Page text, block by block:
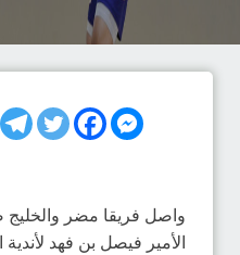
واصل فريقا مضر والخليج
الأمير فيصل بن فهد لأندية